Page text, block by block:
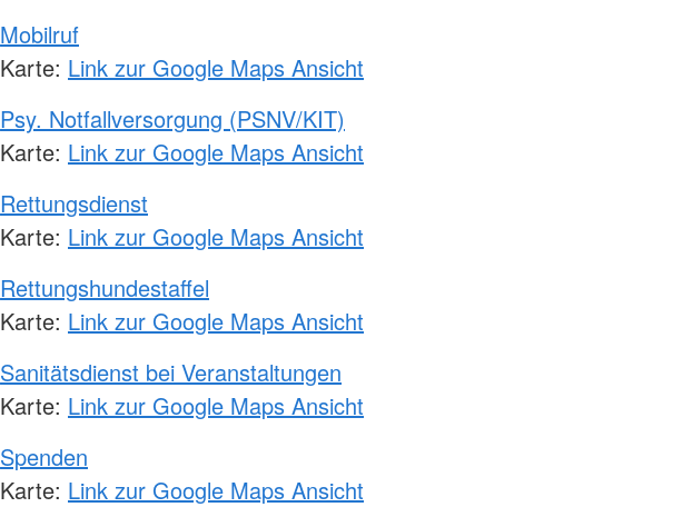
Mobilruf
Karte: Link zur Google Maps Ansicht
Psy. Notfallversorgung (PSNV/KIT)
Karte: Link zur Google Maps Ansicht
Rettungsdienst
Karte: Link zur Google Maps Ansicht
Rettungshundestaffel
Karte: Link zur Google Maps Ansicht
Sanitätsdienst bei Veranstaltungen
Karte: Link zur Google Maps Ansicht
Spenden
Karte: Link zur Google Maps Ansicht